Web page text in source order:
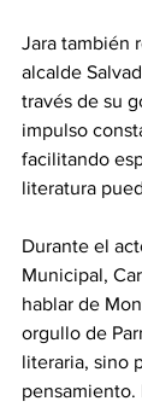
Jara también
alcalde
través de su
impulso
facilitando
literatura
Durante el
Municipal,
hablar de
orgullo de
literaria, sino
pensamiento.